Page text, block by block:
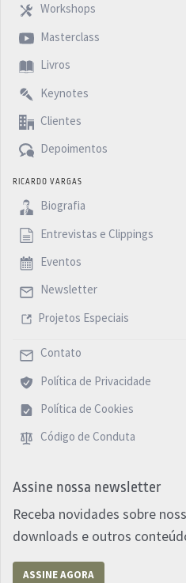
Workshops
Masterclass
Livros
Keynotes
Clientes
Depoimentos
RICARDO VARGAS
Biografia
Entrevistas e Clippings
Eventos
Newsletter
Projetos Especiais
Contato
Política de Privacidade
Política de Cookies
Código de Conduta
Assine nossa newsletter
Receba novidades sobre
downloads e outros
ASSINE AGORA